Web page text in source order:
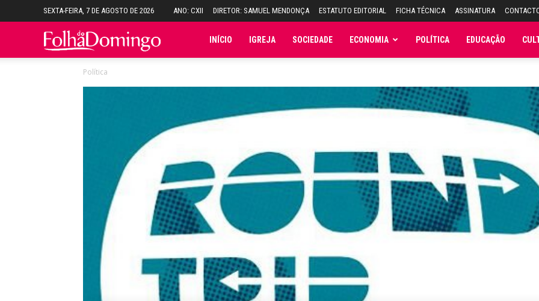
SEXTA-FEIRA, 7 DE AGOSTO DE 2026 ANO: CXII DIRETOR: SAMUEL MENDONÇA ESTATUTO EDITORIAL FICHA TÉCNICA ASSINATURA
Folha INÍCIO IGREJA SOCIEDADE ECONOMIA POLÍTICA EDUCAÇÃO
Política